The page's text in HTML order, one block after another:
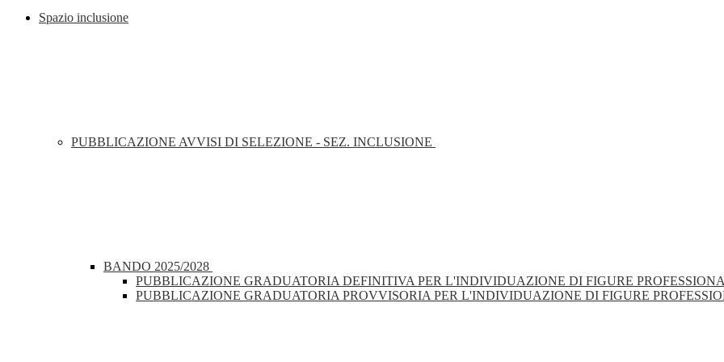
Spazio inclusione
PUBBLICAZIONE AVVISI DI SELEZIONE - SEZ. INCLUSIONE
BANDO 2025/2028
PUBBLICAZIONE GRADUATORIA DEFINITIVA PER L'INDIVIDUAZIONE DI FIGURE
PUBBLICAZIONE GRADUATORIA PROVVISORIA PER L'INDIVIDUAZIONE DI FIGURE